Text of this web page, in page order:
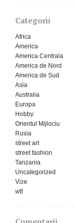
Categorii
Africa
America
America Centrala
America de Nord
America de Sud
Asia
Australia
Europa
Hobby
Orientul Mijlociu
Rusia
street art
street fashion
Tanzania
Uncategorized
Vize
wtf